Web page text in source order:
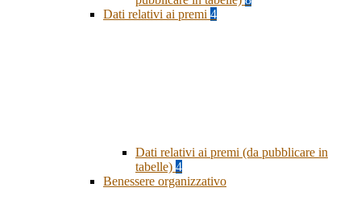
Dati relativi ai premi 4
Dati relativi ai premi (da pubblicare in
tabelle) 4
Benessere organizzativo